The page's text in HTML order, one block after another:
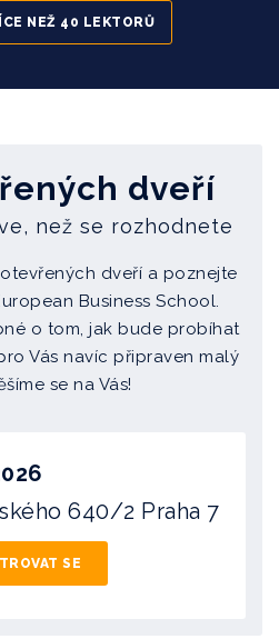
NEŽ 40 LEKTORŮ
dveří
než se rozhodnete
dveří a poznejte
Business School.
o tom, jak bude probíhat
Vás navíc připraven malý
se na Vás!
640/2 Praha 7
SE